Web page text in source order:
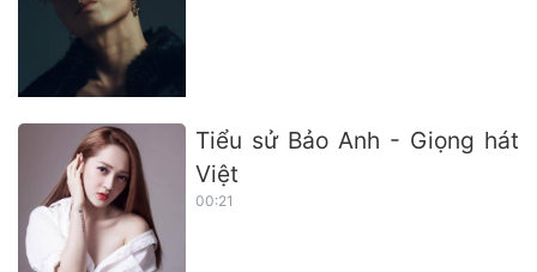
Tiểu sử Bảo Anh - Giọng hát
Việt
00:21